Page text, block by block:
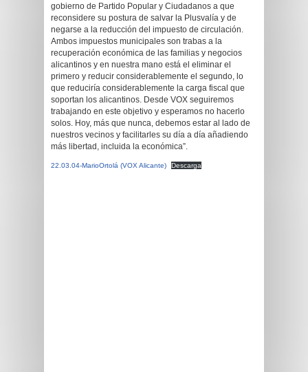
gobierno de Partido Popular y Ciudadanos a que
reconsidere su postura de salvar la Plusvalía y de
negarse a la reducción del impuesto de circulación.
Ambos impuestos municipales son trabas a la
recuperación económica de las familias y negocios
alicantinos y en nuestra mano está el eliminar el
primero y reducir considerablemente el segundo, lo
que reduciría considerablemente la carga fiscal que
soportan los alicantinos. Desde VOX seguiremos
trabajando en este objetivo y esperamos no hacerlo
solos. Hoy, más que nunca, debemos estar al lado de
nuestros vecinos y facilitarles su día a día añadiendo
más libertad, incluida la económica”.
22.03.04-MarioOrtolá (VOX Alicante) Descarga